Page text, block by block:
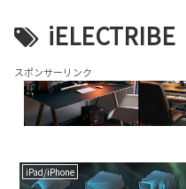
iELECTRIBE
スポンサーリンク
iPad/iPhone